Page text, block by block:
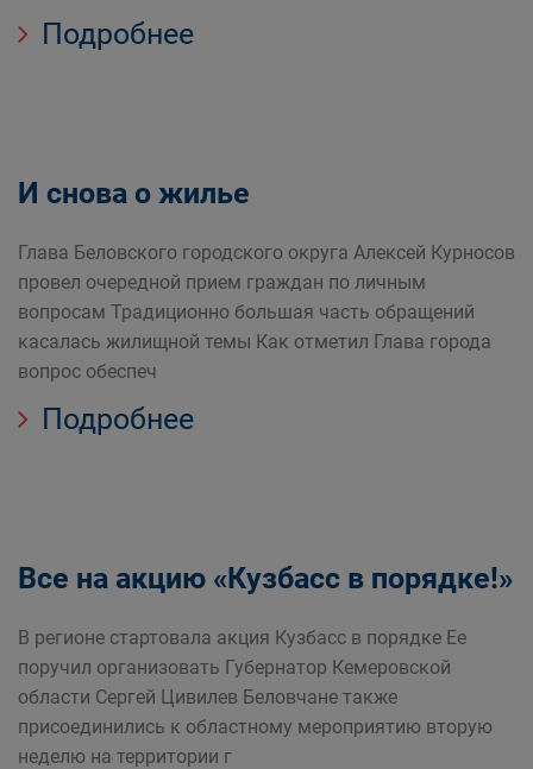
Подробнее
И снова о жилье
Глава Беловского городского округа Алексей Курносов
провел очередной прием граждан по личным
вопросам Традиционно большая часть обращений
касалась жилищной темы Как отметил Глава города
вопрос обеспеч
Подробнее
Все на акцию «Кузбасс в порядке!»
В регионе стартовала акция Кузбасс в порядке Ее
поручил организовать Губернатор Кемеровской
области Сергей Цивилев Беловчане также
присоединились к областному мероприятию вторую
неделю на территории г